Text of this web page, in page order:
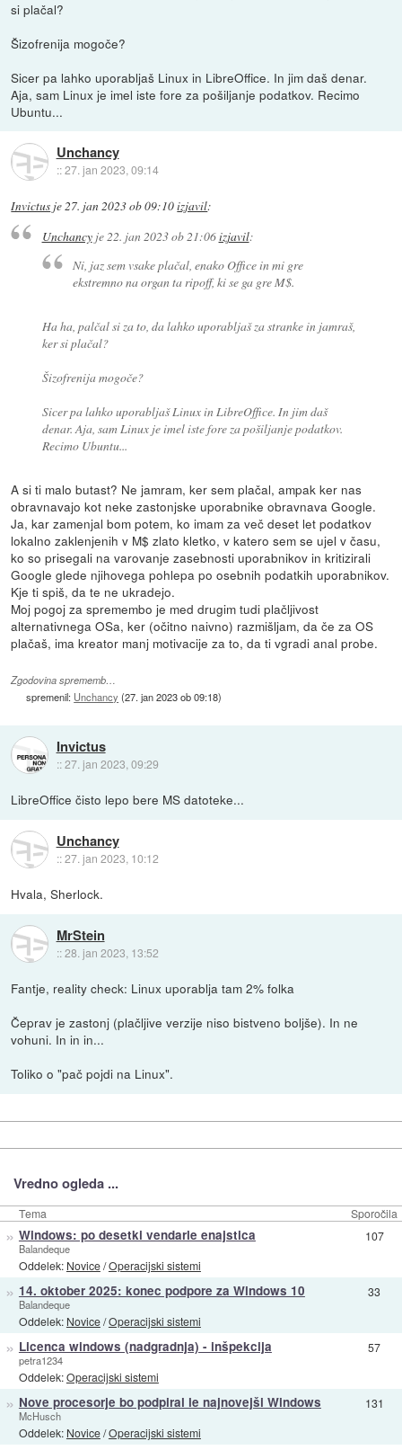
si plačal?
Šizofrenija mogoče?
Sicer pa lahko uporabljaš Linux in LibreOffice. In jim daš denar.
Aja, sam Linux je imel iste fore za pošiljanje podatkov. Recimo
Ubuntu...
Unchancy
::27. jan 2023, 09:14
Invictus je27. jan 2023 ob 09:10izjavil:
Unchancyje 22. jan 2023 ob 21:06izjavil:
Ni, jaz sem vsake plačal, enako Office in mi gre
ekstremno na organ ta ripoff, ki se ga gre M$.
Ha ha, palčal si za to, da lahko uporabljaš za stranke in jamraš,
ker si plačal?
Šizofrenija mogoče?
Sicer pa lahko uporabljaš Linux in LibreOffice. In jim daš
denar. Aja, sam Linux je imel iste fore za pošiljanje podatkov.
Recimo Ubuntu...
A si ti malo butast? Ne jamram, ker sem plačal, ampak ker nas
obravnavajo kot neke zastonjske uporabnike obravnava Google.
Ja, kar zamenjal bom potem, ko imam za več deset let podatkov
lokalno zaklenjenih v M$ zlato kletko, v katero sem se ujel v času,
ko so prisegali na varovanje zasebnosti uporabnikov in kritizirali
Google glede njihovega pohlepa po osebnih podatkih uporabnikov.
Kje ti spiš, da te ne ukradejo.
Moj pogoj za spremembo je med drugim tudi plačljivost
alternativnega OSa, ker (očitno naivno) razmišljam, da če za OS
plačaš, ima kreator manj motivacije za to, da ti vgradi anal probe.
Zgodovina sprememb…
spremenil: Unchancy (27. jan 2023 ob 09:18)
Invictus
::27. jan 2023, 09:29
LibreOffice čisto lepo bere MS datoteke...
Unchancy
::27. jan 2023, 10:12
Hvala, Sherlock.
MrStein
::28. jan 2023, 13:52
Fantje, reality check: Linux uporablja tam 2% folka
Čeprav je zastonj (plačljive verzije niso bistveno boljše). In ne
vohuni. In in in...
Toliko o "pač pojdi na Linux".
Vredno ogleda ...
Tema Sporočila
» Windows: po desetki vendarle enajstica
Balandeque
Oddelek: Novice/Operacijski sistemi
107
» 14. oktober 2025: konec podpore za Windows 10
Balandeque
Oddelek: Novice/Operacijski sistemi
33
» Licenca windows (nadgradnja) - inšpekcija
petra1234
Oddelek:Operacijski sistemi
57
» Nove procesorje bo podpiral le najnovejši Windows
McHusch
Oddelek: Novice/Operacijski sistemi
131